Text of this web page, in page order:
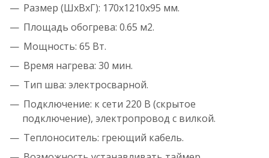
Размер (ШхВхГ): 170х1210х95 мм.
Площадь обогрева: 0.65 м2.
Мощность: 65 Вт.
Время нагрева: 30 мин.
Тип шва: электросварной.
Подключение: к сети 220 В (скрытое
подключение), электропровод с вилкой.
Теплоноситель: греющий кабель.